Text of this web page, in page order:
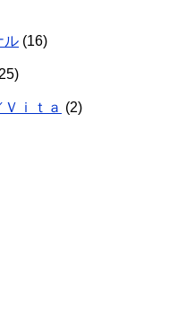
ル (16)
ｉｔａ (2)